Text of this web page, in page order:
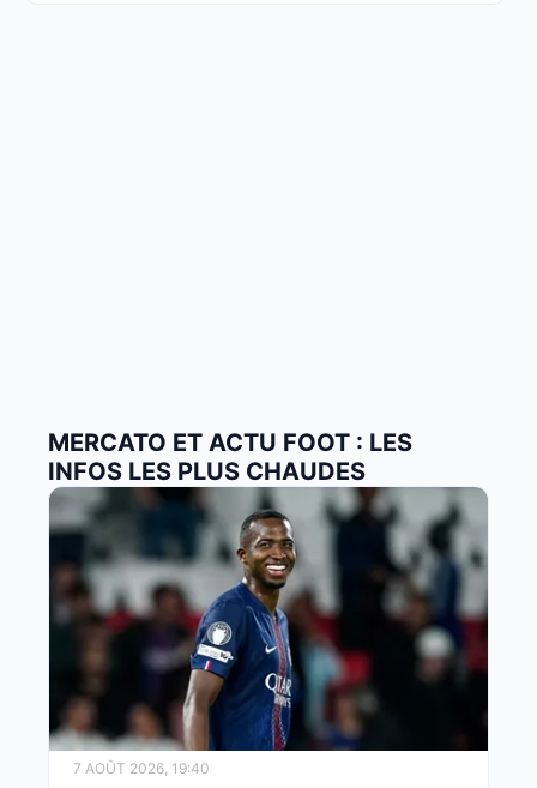
MERCATO ET ACTU FOOT : LES
INFOS LES PLUS CHAUDES
7 AOÛT 2026, 19:40